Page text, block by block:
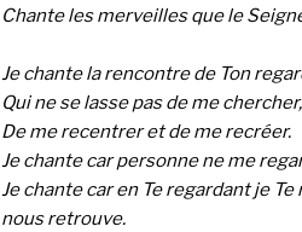
Chante les merveilles que le
Je chante la rencontre de Ton
Qui ne se lasse pas de me
De me recentrer et de me recréer.
Je chante car personne ne me
Je chante car en Te regardant je
nous retrouve.